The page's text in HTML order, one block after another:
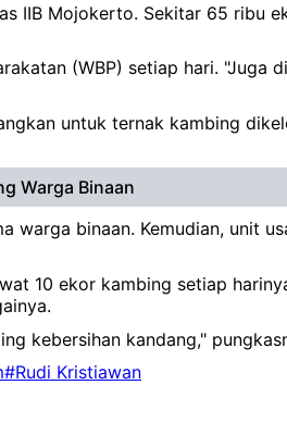
IIB Mojokerto. Sekitar 65 ribu
(WBP) setiap hari. "Juga
untuk ternak kambing
Warga Binaan
binaan. Kemudian, unit
10 ekor kambing setiap
kebersihan kandang,"
#Rudi Kristiawan